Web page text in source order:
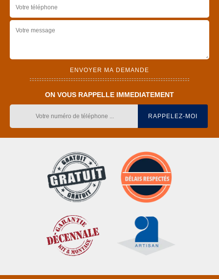
ON VOUS RAPPELLE IMMEDIATEMENT